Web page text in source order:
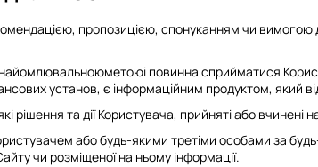
пропозицією, спонуканням чи вимогою
повинна сприйматися
установ, є інформаційним продуктом, який
рішення та дії Користувача, прийняті або вчинені
або будь-якими третіми особами за
чи розміщеної на ньому інформації.